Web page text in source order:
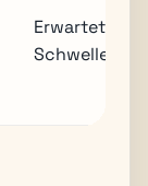
Erwarteter